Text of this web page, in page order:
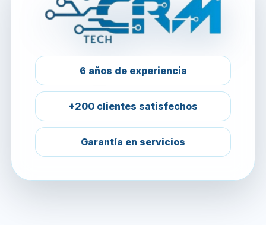
6 años de experiencia
+200 clientes satisfechos
Garantía en servicios